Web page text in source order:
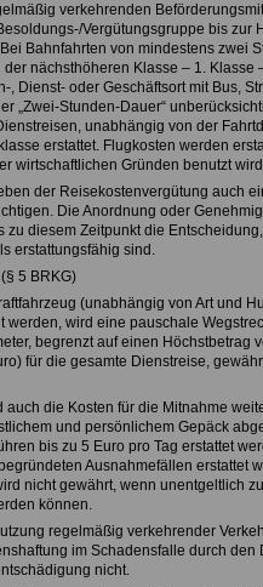
verkehrenden
Vergütungsgruppe bis zur
Bahnfahrten von mindestens zwei
nächsthöheren Klasse – 1. Klasse
, Dienst- oder Geschäftsort mit Bus,
„Zwei-Stunden-Dauer“
unabhängig von der
erstattet. Flugkosten werden
wirtschaftlichen Gründen benutzt
der Reisekostenvergütung auch
Die Anordnung oder
zu diesem Zeitpunkt die
erstattungsfähig sind.
5 BRKG)
(unabhängig von Art und
werden, wird eine pauschale
begrenzt auf einen Höchstbetrag
für die gesamte Dienstreise,
auch die Kosten für die Mitnahme
und persönlichem Gepäck
bis zu 5 Euro pro Tag erstattet
Ausnahmefällen erstattet
nicht gewährt, wenn unentgeltlich
können.
regelmäßig verkehrender
im Schadensfalle durch den
nicht.